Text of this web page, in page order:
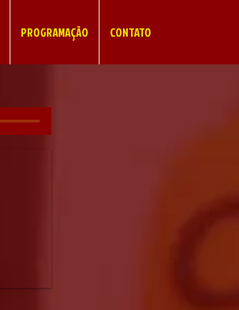
PROGRAMAÇÃO CONTATO